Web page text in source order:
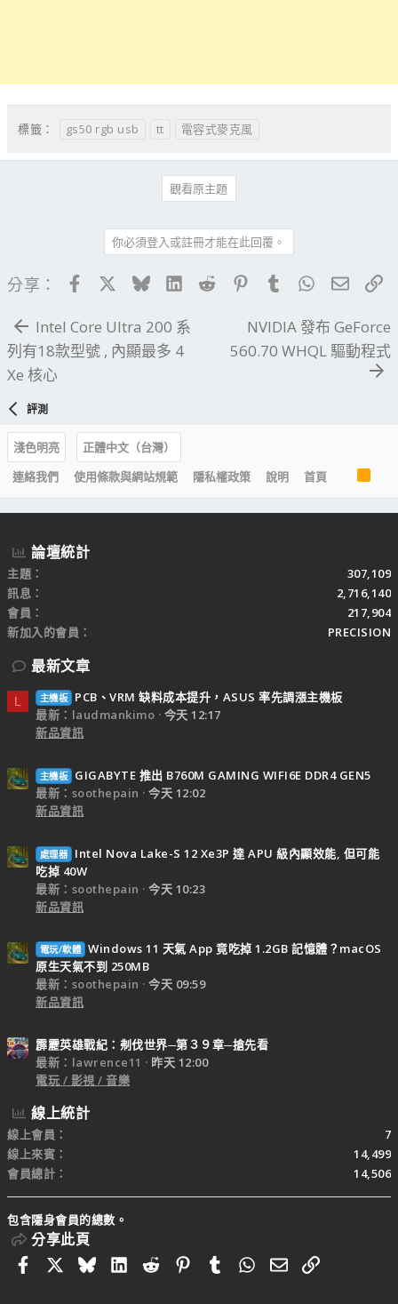
標籤： gs50 rgb usb tt 電容式麥克風
觀看原主題
你必須登入或註冊才能在此回覆。
分享： FacebookBlueskyLinkedIn
Reddit PinterestTumblrWhatsApp
電子
Intel Core Ultra 200 系
列有18款型號 , 內顯最多 4
Xe 核心
NVIDIA 發布 GeForce
560.70 WHQL 驅動程式
評測
淺色明亮
正體中文（台灣）
連絡我們
使用條款與網站規範 隱私權政策 說明 首頁
R
S
S
論壇統計
主題
307,109
訊息
2,716,140
會員
217,904
新加入的會員
PRECISION
最新文章
L 主機板
PCB、VRM 缺料成本提升，ASUS 率先調漲主機板
最新：laudmankimo
今天 12:17
新品資訊
主機板
GIGABYTE 推出 B760M GAMING WIFI6E DDR4 GEN5
最新：soothepain
今天 12:02
新品資訊
處理器
Intel Nova Lake-S 12 Xe3P 達 APU 級內顯效能, 但可能
吃掉 40W
最新：soothepain
今天 10:23
新品資訊
電玩/軟體 Windows 11 天氣 App 竟吃掉 1.2GB 記憶體？macOS
原生天氣不到 250MB
最新：soothepain
今天 09:59
新品資訊
霹靂英雄戰紀：刜伐世界─第３９章─搶先看
最新：lawrence11
昨天 12:00
電玩 / 影視 / 音樂
線上統計
線上會員
7
線上來賓
14,499
會員總計
14,506
包含隱身會員的總數。
分享此頁
FacebookBlueskyLinkedIn
RedditPinterestTumblrWhatsApp
電子郵件
連結